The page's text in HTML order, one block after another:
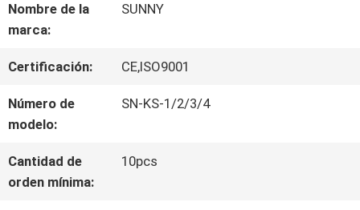
VIAJE
DE
LA
FÁBRICA
CONTROL
Nombre de la
marca:
SUNNY
Certificación: CE,ISO9001
Número de
modelo:
SN-KS-1/2/3/4
Cantidad de
orden mínima:
10pcs